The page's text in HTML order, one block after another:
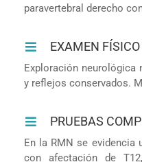
paravertebral derecho
EXAMEN FÍSICO
Exploración neurológica
y reflejos conservados.
PRUEBAS
En la RMN se evidencia
con afectación de